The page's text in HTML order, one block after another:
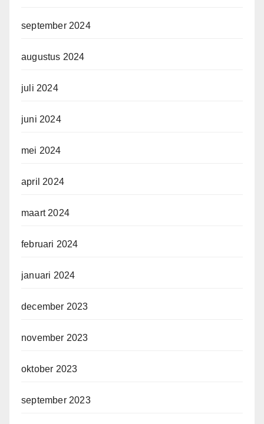
september 2024
augustus 2024
juli 2024
juni 2024
mei 2024
april 2024
maart 2024
februari 2024
januari 2024
december 2023
november 2023
oktober 2023
september 2023